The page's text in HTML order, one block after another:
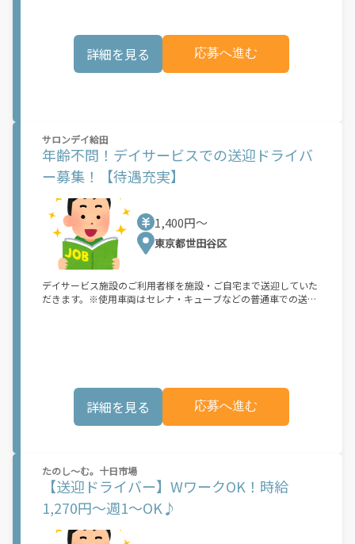
し…」と悩まないでくださいね。勤務時間やお休みなども気軽に
相談してください。
詳細を見る 応募へ進む
サロンデイ給田
年齢不問！デイサービスでの送迎ドライバ
ー募集！【待遇充実】
1,400円〜
東京都世田谷区
デイサービス施設のご利用者様を施設・ご自宅まで送迎していた
だきます。※使用車両はセレナ・キューブなどの普通車での送迎
詳細を見る 応募へ進む
たのし～む。十日市場
【送迎ドライバー】WワークOK！時給
1,270円～週1～OK♪